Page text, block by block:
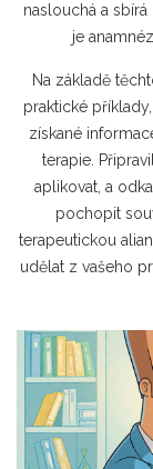
naslouchá a
je
Na základě
praktické
získané
terapie.
aplikovat, a
pochopit
terapeutickou
udělat z vašeho